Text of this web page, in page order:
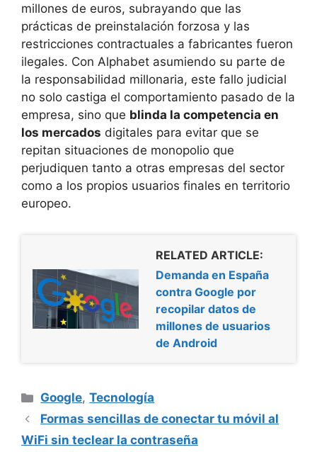
millones de euros, subrayando que las
prácticas de preinstalación forzosa y las
restricciones contractuales a fabricantes fueron
ilegales. Con Alphabet asumiendo su parte de
la responsabilidad millonaria, este fallo judicial
no solo castiga el comportamiento pasado de la
empresa, sino que blinda la competencia en
los mercados digitales para evitar que se
repitan situaciones de monopolio que
perjudiquen tanto a otras empresas del sector
como a los propios usuarios finales en territorio
europeo.
RELATED ARTICLE:
Demanda en España
contra Google por
recopilar datos de
millones de usuarios
de Android
Categorías
Google,Tecnología
Formas sencillas de conectar tu móvil al
WiFi sin teclear la contraseña